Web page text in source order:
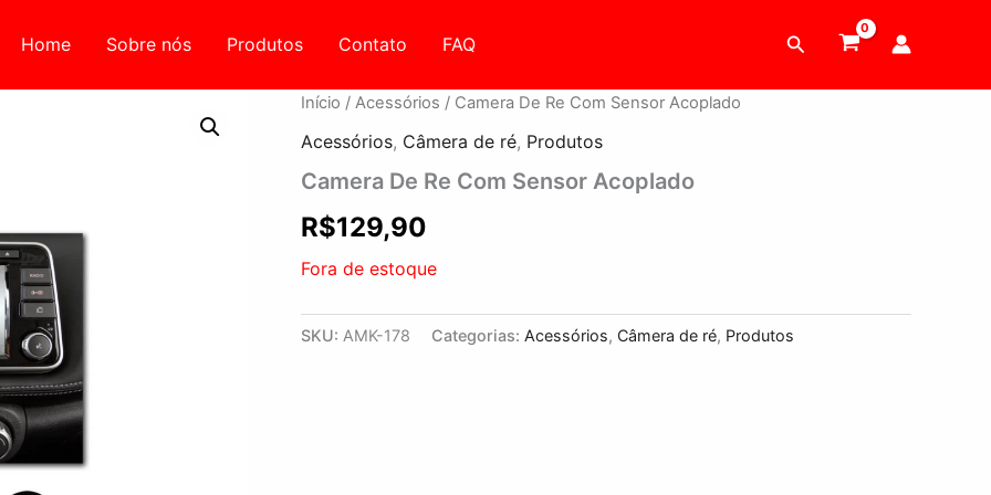
Home Sobre nós Produtos Contato FAQ Pesquisar
Início / Acessórios / Camera De Re Com Sensor Acoplado
Acessórios, Câmera de ré, Produtos
Camera De Re Com Sensor Acoplado
R$129,90
Fora de estoque
SKU: AMK-178 Categorias: Acessórios, Câmera de ré, Produtos